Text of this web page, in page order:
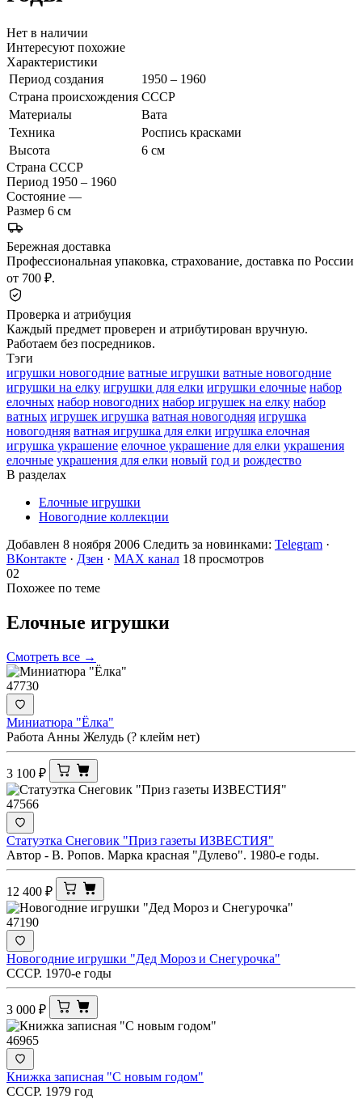
Нет в наличии
Интересуют похожие
Характеристики
Период создания
1950 – 1960
Страна происхождения СССР
Материалы
Вата
Техника
Роспись красками
Высота
6 см
Страна СССР
Период 1950 – 1960
Состояние —
Размер 6 см
Бережная доставка
Профессиональная упаковка, страхование, доставка по России
от 700 ₽.
Проверка и атрибуция
Каждый предмет проверен и атрибутирован вручную.
Работаем без посредников.
Тэги
игрушки новогодние ватные игрушки ватные новогодние
игрушки на елку игрушки для елки игрушки елочные набор
елочных набор новогодних набор игрушек на елку набор
ватных игрушек игрушка ватная новогодняя игрушка
новогодняя ватная игрушка для елки игрушка елочная
игрушка украшение елочное украшение для елки украшения
елочные украшения для елки новый год и рождество
В разделах
Елочные игрушки
Новогодние коллекции
Добавлен 8 ноября 2006 Следить за новинками: Telegram ·
ВКонтакте · Дзен · MAX канал 18 просмотров
02
Похожее по теме
Елочные игрушки
Смотреть все →
47730
Миниатюра "Ёлка"
Работа Анны Желудь (? клейм нет)
3 100 ₽
47566
Статуэтка Снеговик "Приз газеты ИЗВЕСТИЯ"
Автор - В. Ропов. Марка красная "Дулево". 1980-е годы.
12 400 ₽
47190
Новогодние игрушки "Дед Мороз и Снегурочка"
СССР. 1970-е годы
3 000 ₽
46965
Книжка записная "С новым годом"
СССР. 1979 год